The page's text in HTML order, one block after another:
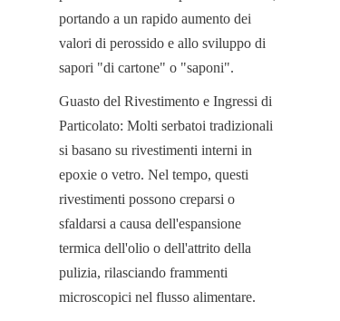
portando a un rapido aumento dei
valori di perossido e allo sviluppo di
sapori "di cartone" o "saponi".
Guasto del Rivestimento e Ingressi di
Particolato: Molti serbatoi tradizionali
si basano su rivestimenti interni in
epoxie o vetro. Nel tempo, questi
rivestimenti possono creparsi o
sfaldarsi a causa dell'espansione
termica dell'olio o dell'attrito della
pulizia, rilasciando frammenti
microscopici nel flusso alimentare.